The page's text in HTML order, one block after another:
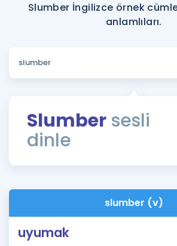
ÜYE DEĞİLİM
Faydalı Araçlar
Sözlük
Rehberlik Aracı
ÖSYM Sınav Takvimi
İngilizce Gramer
Hakkımızda
Slumber İngilizce örnek
anlamlıları.
Slumber sesli
dinle
slumber (v)
uyumak